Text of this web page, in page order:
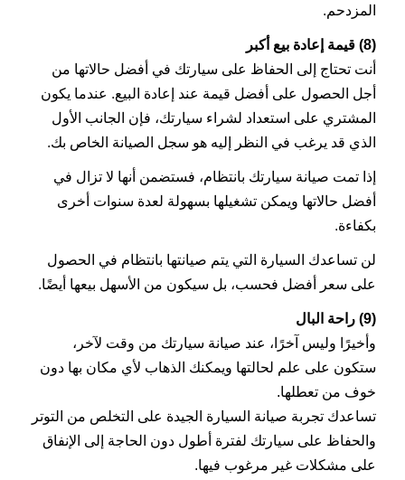
المزدحم.
(8) قيمة إعادة بيع أكبر
أنت تحتاج إلى الحفاظ على سيارتك في أفضل حالاتها من
أجل الحصول على أفضل قيمة عند إعادة البيع. عندما يكون
المشتري على استعداد لشراء سيارتك، فإن الجانب الأول
الذي قد يرغب في النظر إليه هو سجل الصيانة الخاص بك.
إذا تمت صيانة سيارتك بانتظام، فستضمن أنها لا تزال في
أفضل حالاتها ويمكن تشغيلها بسهولة لعدة سنوات أخرى
بكفاءة.
لن تساعدك السيارة التي يتم صيانتها بانتظام في الحصول
على سعر أفضل فحسب، بل سيكون من الأسهل بيعها أيضًا.
(9) راحة البال
وأخيرًا وليس آخرًا، عند صيانة سيارتك من وقت لآخر،
ستكون على علم لحالتها ويمكنك الذهاب لأي مكان بها دون
خوف من تعطلها.
تساعدك تجربة صيانة السيارة الجيدة على التخلص من التوتر
والحفاظ على سيارتك لفترة أطول دون الحاجة إلى الإنفاق
على مشكلات غير مرغوب فيها.